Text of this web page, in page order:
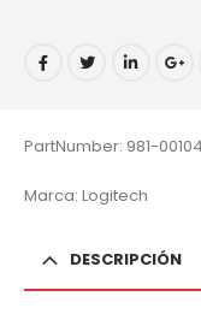
PartNumber: 981-
Marca: Logitech
DESCRIPCIÓN